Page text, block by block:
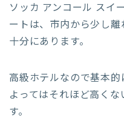
ソッカ アンコール スイ
ートは、市内から少し
十分にあります。
高級ホテルなので基本
よってはそれほど高く
す。